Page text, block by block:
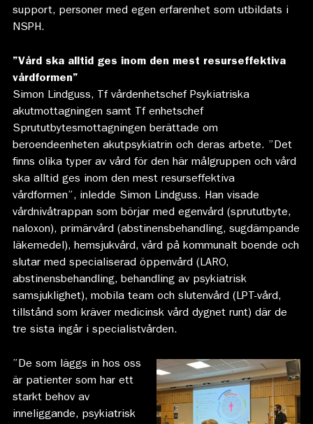
support, personer med egen erfarenhet som utbildats i
NSPH.
”Vård ska alltid ges inom den mest resurseffektiva
vårdformen”
Simon Lindguss, Tf vårdenhetschef Psykiatriska
akutmottagningen samt Tf enhetschef
Sprututbytesmottagningen berättade om
beroendeenheten akutpsykiatrin och deras arbete. ”Det
finns olika typer av vård för den här målgruppen och vård
ska alltid ges inom den mest resurseffektiva
vårdformen”, inledde Simon Lindguss. Han visade
vårdnivåtrappan som börjar med egenvård (sprututbyte,
naloxon), primärvård (abstinensbehandling, sugdämpande
läkemedel), hemsjukvård, vård på kommunalt boende och
slutar med specialiserad öppenvård (LARO,
abstinensbehandling, behandling av psykiatrisk
samsjuklighet), mobila team och slutenvård (LPT-vård,
tillstånd som kräver medicinsk vård dygnet runt) där de
tre sista ingår i specialistvården.
”De som läggs in hos oss
är patienter som har ett
starkt behov av
inneliggande, psykiatrisk